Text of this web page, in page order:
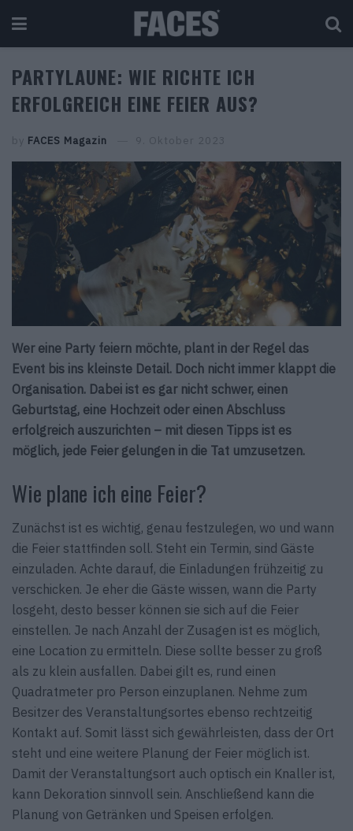
PARTYLAUNE: WIE RICHTE ICH
ERFOLGREICH EINE FEIER AUS?
by FACES Magazin 9. Oktober 2023
Wer eine Party feiern möchte, plant in der Regel das
Event bis ins kleinste Detail. Doch nicht immer klappt die
Organisation. Dabei ist es gar nicht schwer, einen
Geburtstag, eine Hochzeit oder einen Abschluss
erfolgreich auszurichten – mit diesen Tipps ist es
möglich, jede Feier gelungen in die Tat umzusetzen.
Wie plane ich eine Feier?
Zunächst ist es wichtig, genau festzulegen, wo und wann
die Feier stattfinden soll. Steht ein Termin, sind Gäste
einzuladen. Achte darauf, die Einladungen frühzeitig zu
verschicken. Je eher die Gäste wissen, wann die Party
losgeht, desto besser können sie sich auf die Feier
einstellen. Je nach Anzahl der Zusagen ist es möglich,
eine Location zu ermitteln. Diese sollte besser zu groß
als zu klein ausfallen. Dabei gilt es, rund einen
Quadratmeter pro Person einzuplanen. Nehme zum
Besitzer des Veranstaltungsortes ebenso rechtzeitig
Kontakt auf. Somit lässt sich gewährleisten, dass der Ort
steht und eine weitere Planung der Feier möglich ist.
Damit der Veranstaltungsort auch optisch ein Knaller ist,
kann Dekoration sinnvoll sein. Anschließend kann die
Planung von Getränken und Speisen erfolgen.